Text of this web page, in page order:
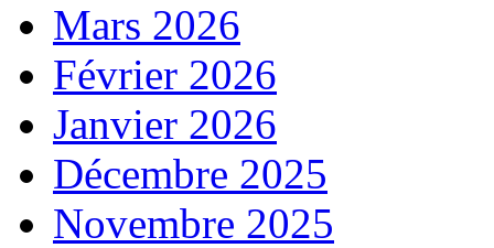
Mars 2026
Février 2026
Janvier 2026
Décembre 2025
Novembre 2025